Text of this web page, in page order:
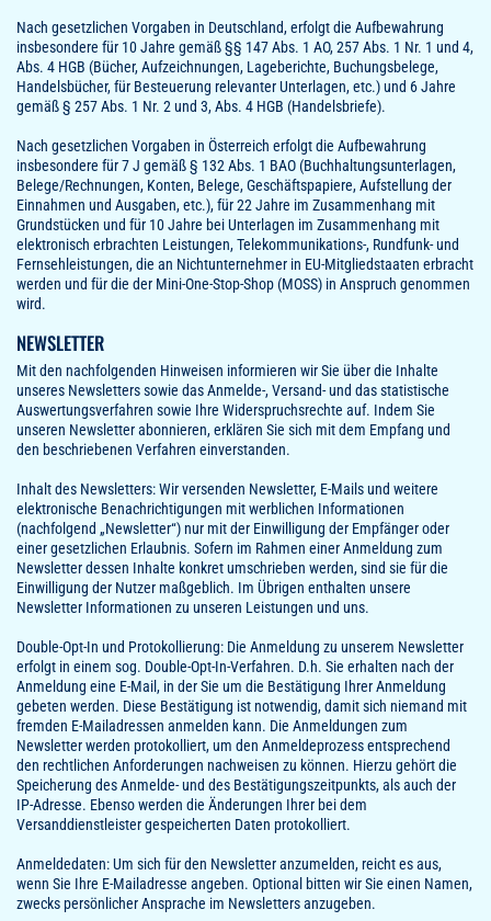
Nach gesetzlichen Vorgaben in Deutschland, erfolgt die Aufbewahrung
insbesondere für 10 Jahre gemäß §§ 147 Abs. 1 AO, 257 Abs. 1 Nr. 1 und 4,
Abs. 4 HGB (Bücher, Aufzeichnungen, Lageberichte, Buchungsbelege,
Handelsbücher, für Besteuerung relevanter Unterlagen, etc.) und 6 Jahre
gemäß § 257 Abs. 1 Nr. 2 und 3, Abs. 4 HGB (Handelsbriefe).
Nach gesetzlichen Vorgaben in Österreich erfolgt die Aufbewahrung
insbesondere für 7 J gemäß § 132 Abs. 1 BAO (Buchhaltungsunterlagen,
Belege/Rechnungen, Konten, Belege, Geschäftspapiere, Aufstellung der
Einnahmen und Ausgaben, etc.), für 22 Jahre im Zusammenhang mit
Grundstücken und für 10 Jahre bei Unterlagen im Zusammenhang mit
elektronisch erbrachten Leistungen, Telekommunikations-, Rundfunk- und
Fernsehleistungen, die an Nichtunternehmer in EU-Mitgliedstaaten erbracht
werden und für die der Mini-One-Stop-Shop (MOSS) in Anspruch genommen
wird.
NEWSLETTER
Mit den nachfolgenden Hinweisen informieren wir Sie über die Inhalte
unseres Newsletters sowie das Anmelde-, Versand- und das statistische
Auswertungsverfahren sowie Ihre Widerspruchsrechte auf. Indem Sie
unseren Newsletter abonnieren, erklären Sie sich mit dem Empfang und
den beschriebenen Verfahren einverstanden.
Inhalt des Newsletters: Wir versenden Newsletter, E-Mails und weitere
elektronische Benachrichtigungen mit werblichen Informationen
(nachfolgend „Newsletter“) nur mit der Einwilligung der Empfänger oder
einer gesetzlichen Erlaubnis. Sofern im Rahmen einer Anmeldung zum
Newsletter dessen Inhalte konkret umschrieben werden, sind sie für die
Einwilligung der Nutzer maßgeblich. Im Übrigen enthalten unsere
Newsletter Informationen zu unseren Leistungen und uns.
Double-Opt-In und Protokollierung: Die Anmeldung zu unserem Newsletter
erfolgt in einem sog. Double-Opt-In-Verfahren. D.h. Sie erhalten nach der
Anmeldung eine E-Mail, in der Sie um die Bestätigung Ihrer Anmeldung
gebeten werden. Diese Bestätigung ist notwendig, damit sich niemand mit
fremden E-Mailadressen anmelden kann. Die Anmeldungen zum
Newsletter werden protokolliert, um den Anmeldeprozess entsprechend
den rechtlichen Anforderungen nachweisen zu können. Hierzu gehört die
Speicherung des Anmelde- und des Bestätigungszeitpunkts, als auch der
IP-Adresse. Ebenso werden die Änderungen Ihrer bei dem
Versanddienstleister gespeicherten Daten protokolliert.
Anmeldedaten: Um sich für den Newsletter anzumelden, reicht es aus,
wenn Sie Ihre E-Mailadresse angeben. Optional bitten wir Sie einen Namen,
zwecks persönlicher Ansprache im Newsletters anzugeben.